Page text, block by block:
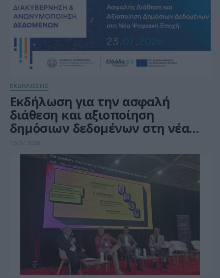
ΕΚΔΗΛΩΣΕΙΣ
Εκδήλωση για την ασφαλή
διάθεση και αξιοποίηση
δημόσιων δεδομένων στη νέα
ψηφιακή εποχή
16.07.2026